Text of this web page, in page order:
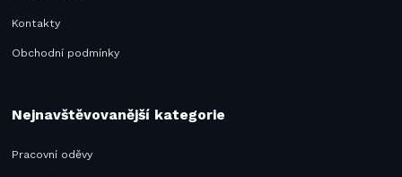
Kontakty
Obchodní podmínky
Nejnavštěvovanější kategorie
Pracovní oděvy